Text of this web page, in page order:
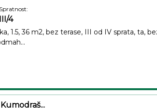
Spratnost:
III/4
1.5, 36 m2, bez terase, III od IV sprata, ta,